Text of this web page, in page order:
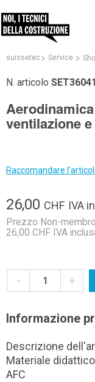
suissetec Service
N. articolo SET36041
ventilazione
Raccomandare
26,00 CHF IVA
Prezzo Non-membro
26,00 CHF IVA
- +
Informazione
Descrizione
Materiale
AFC